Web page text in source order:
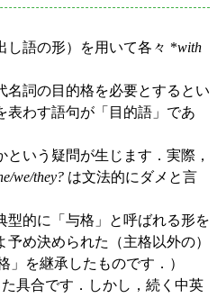
し語の形）を用いて各々 *with
詞の目的格を必要とするとい
表わす語句が「目的語」であ
いう疑問が生じます．実際，
we/they? は文法的にダメと言
的に「与格」と呼ばれる形を
め決められた（主格以外の）
を継承したものです．）
た具合です．しかし，続く中英